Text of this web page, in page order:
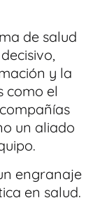
de salud
y la
como el
un aliado
engranaje
en salud.